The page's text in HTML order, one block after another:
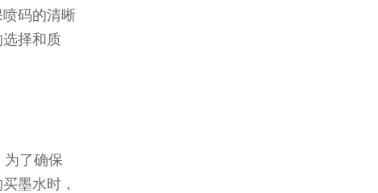
码的清晰
择和质
为了确保
墨水时，